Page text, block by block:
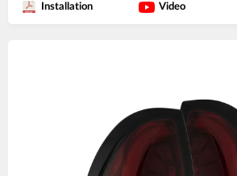
Installation Video